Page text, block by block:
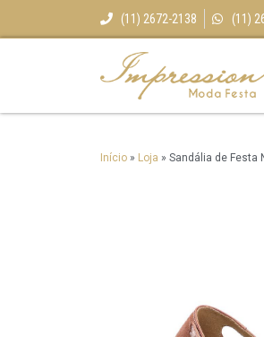
(11) 2672-2138 (11)
Início » Loja » Sandália de Festa